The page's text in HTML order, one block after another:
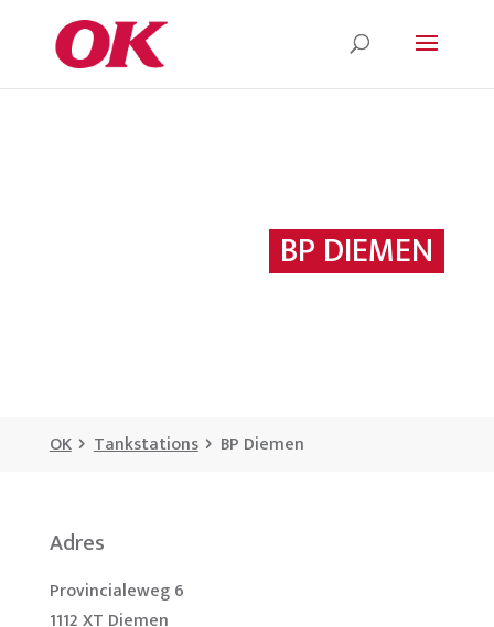
BP DIEMEN
OK Tankstations BP Diemen
Adres
Provincialeweg 6
1112 XT Diemen